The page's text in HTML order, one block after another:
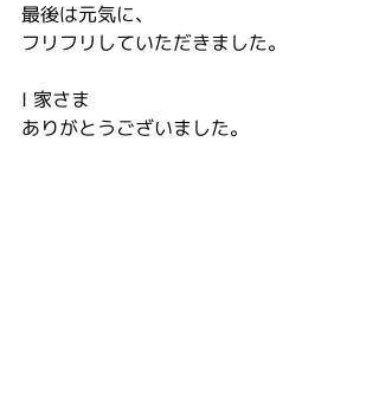
最後は元気に、
フリフリしていただきました。
I 家さま
ありがとうございました。